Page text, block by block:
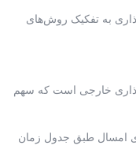
به تفکیک روش‌های
گذاری خارجی است که سهم
امسال طبق جدول زمان